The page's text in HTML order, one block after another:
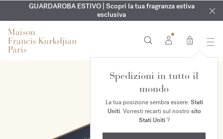
ESCLUSIVO | Scopri la nuova fragranza OUDvelvet moodnel
tuo ordine*
INCISIONE GRATUITA | Su tutte le fragranze e gli oli per il
corpo fino al 9 agosto
GUARDAROBA ESTIVO | Scopri la tua fragranza estiva
esclusiva
0
Spedizioni in tutto il
mondo
La tua posizione sembra essere: Stati
Uniti. Vorresti recarti sul nostro sito
Stati Uniti?